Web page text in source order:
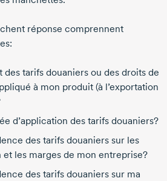
réponse comprennent
tarifs douaniers ou des droits de
à mon produit (à l’exportation
d’application des tarifs douaniers?
des tarifs douaniers sur les
et les marges de mon entreprise?
des tarifs douaniers sur ma